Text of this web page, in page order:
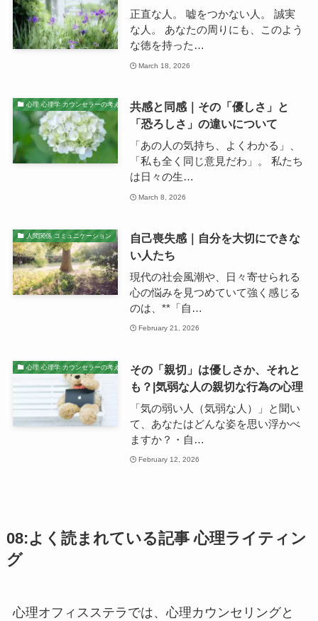
正直な人。 嘘をつかない人。 誠実
な人。 あなたの周りにも、このよう
な徳を持った…
March 18, 2026
心理 心理学 カウンセラーの考え
共感と同感｜その「優しさ」と
「恐ろしさ」の違いについて
「あの人の気持ち、よくわかる」、
「私も全く同じ意見だわ」。 私たち
は日々の生…
March 8, 2026
人間関係 コミュニケーション
自己喪失感｜自分を大切にできな
い人たち
現代の社会風潮や、日々寄せられる
心の悩みを見つめていて強く感じる
のは、**「自…
February 21, 2026
心理 心理学 カウンセラーの考え
その「親切」は優しさか、それと
も？|気弱な人の親切な行為の心理
「気の弱い人（気弱な人）」と聞い
て、あなたはどんな姿を思い浮かべ
ますか？・自…
February 12, 2026
08:よく読まれている記事 心理ライティン
グ
心理オフィスステラでは、心理カウンセリングと